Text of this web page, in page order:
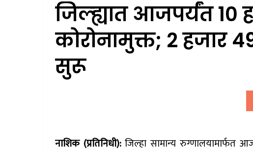
जिल्ह्यात आजपर्यंत 10
कोरोनामुक्त; 2 हजार
सुरू
नाशिक (प्रतिनिधी):जिल्हा सामान्य रुग्णालयामार्फत